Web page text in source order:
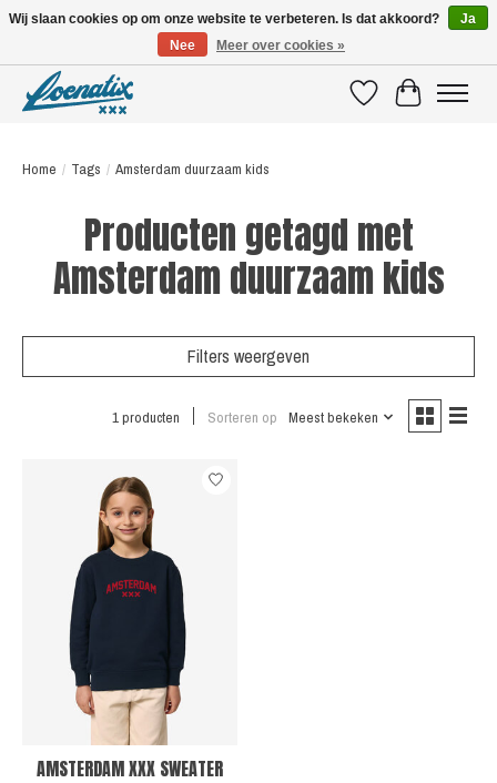
VerlanglijstWinkelwagen
Home / Tags / Amsterdam duurzaam kids
Producten getagd met
Amsterdam duurzaam kids
Filters weergeven
1 producten Sorteren op Meest bekeken
AMSTERDAM XXX SWEATER
Wij slaan cookies op om onze website te verbeteren. Is dat akkoord?
Ja
Nee
Meer over cookies »